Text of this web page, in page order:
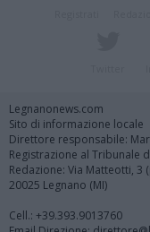
Legnanonews.com
Sito di informazione locale
Direttore responsabile:
Registrazione al Tribunale
Redazione: Via Matteotti, 3
20025 Legnano (MI)
Cell.: +39.393.9013760